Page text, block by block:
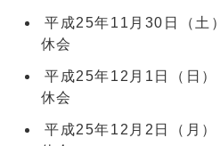
平成25年11月30日（土）
休会
平成25年12月1日（日）
休会
平成25年12月2日（月）